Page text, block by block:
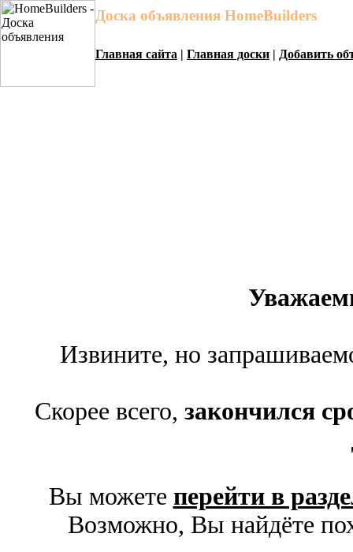
Доска объявления HomeBuilders
Главная сайта | Главная доски | Добавить
Извините, но
Скорее всего, закончился
Вы можете перейти в
Возможно, Вы найдёте